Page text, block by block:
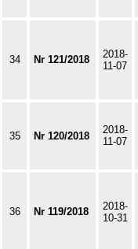
34 Nr 121/2018
2018-
11-07
35 Nr 120/2018
2018-
11-07
36 Nr 119/2018
2018-
10-31